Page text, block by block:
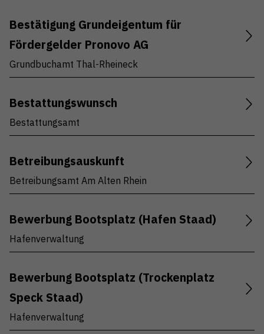
Bestätigung Grundeigentum für
Fördergelder Pronovo AG
Grundbuchamt Thal-Rheineck
Bestattungswunsch
Bestattungsamt
Betreibungsauskunft
Betreibungsamt Am Alten Rhein
Bewerbung Bootsplatz (Hafen Staad)
Hafenverwaltung
Bewerbung Bootsplatz (Trockenplatz
Speck Staad)
Hafenverwaltung